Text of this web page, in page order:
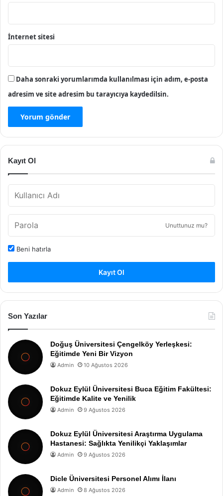
İnternet sitesi
Daha sonraki yorumlarımda kullanılması için adım, e-posta
adresim ve site adresim bu tarayıcıya kaydedilsin.
Kayıt Ol
Unuttunuz mu?
Beni hatırla
Kayıt Ol
Son Yazılar
Doğuş Üniversitesi Çengelköy Yerleşkesi:
Eğitimde Yeni Bir Vizyon
Admin 10 Ağustos 2026
Dokuz Eylül Üniversitesi Buca Eğitim Fakültesi:
Eğitimde Kalite ve Yenilik
Admin 9 Ağustos 2026
Dokuz Eylül Üniversitesi Araştırma Uygulama
Hastanesi: Sağlıkta Yenilikçi Yaklaşımlar
Admin 9 Ağustos 2026
Dicle Üniversitesi Personel Alımı İlanı
Admin 8 Ağustos 2026